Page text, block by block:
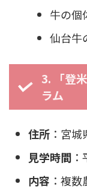
牛の個
仙台牛
3. 「登
ラム
住所 ：宮
見学時間
内容 ：複